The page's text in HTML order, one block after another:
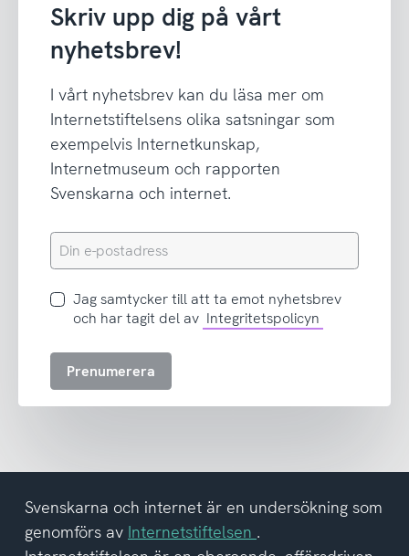
Skriv upp dig på vårt
nyhetsbrev!
I vårt nyhetsbrev kan du läsa mer om
Internetstiftelsens olika satsningar som
exempelvis Internetkunskap,
Internetmuseum och rapporten
Svenskarna och internet.
Din
e-
Jag
samtycker
att
del
av
integritetspolicyn
Jag samtycker till att ta emot nyhetsbrev
och har tagit del av Integritetspolicyn
Prenumerera
Svenskarna och internet är en undersökning som
genomförs av Internetstiftelsen .